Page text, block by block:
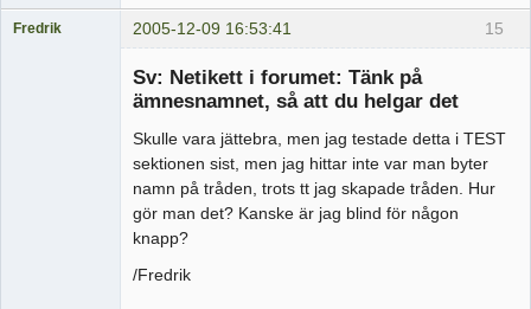
15
Fredrik 2005-12-09 16:53:41
Sv: Netikett i forumet: Tänk på
ämnesnamnet, så att du helgar det
Skulle vara jättebra, men jag testade detta i TEST
sektionen sist, men jag hittar inte var man byter
namn på tråden, trots tt jag skapade tråden. Hur
gör man det? Kanske är jag blind för någon
knapp?
/Fredrik